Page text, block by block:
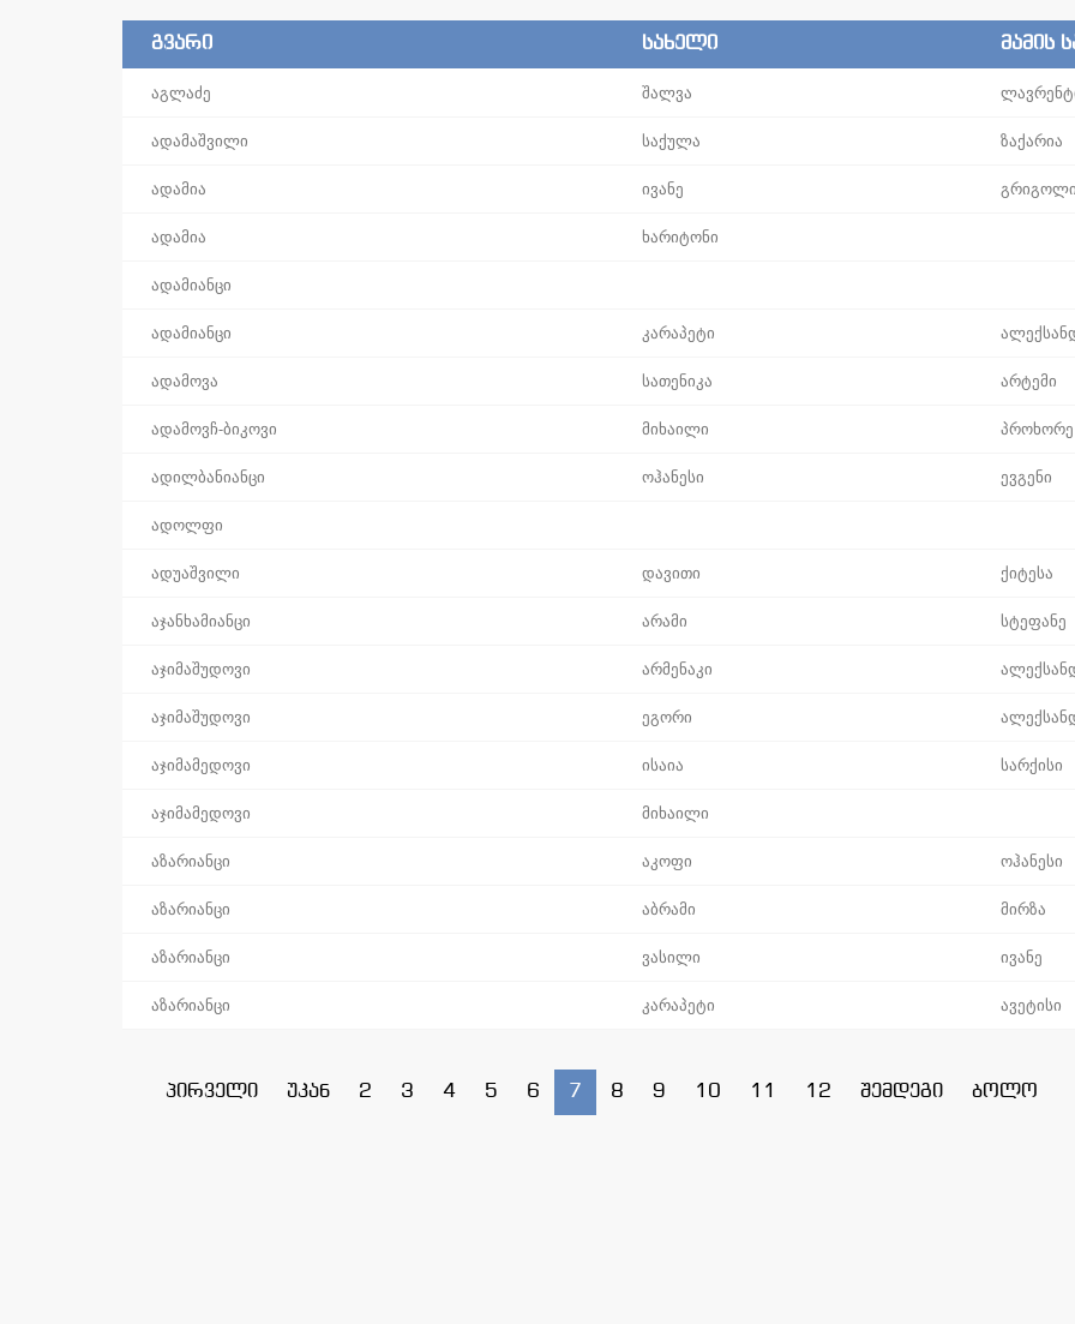
გვარი სახელი მამის
აგლაძე შალვა
ადამაშვილი საქულა ზაქარია
ადამია ივანე გრიგოლი
ადამია ხარიტონი
ადამიანცი
ადამიანცი კარაპეტი
ადამოვა სათენიკა არტემი
ადამოვჩ-ბიკოვი მიხაილი პროხორე
ადილბანიანცი ოჰანესი ევგენი
ადოლფი
ადუაშვილი დავითი ქიტესა
აჯანხამიანცი არამი სტეფანე
აჯიმაშუდოვი არმენაკი
აჯიმაშუდოვი ეგორი
აჯიმამედოვი ისაია სარქისი
აჯიმამედოვი მიხაილი
აზარიანცი აკოფი ოჰანესი
აზარიანცი აბრამი მირზა
აზარიანცი ვასილი ივანე
აზარიანცი კარაპეტი ავეტისი
პირველი უკან 2 3 4 5 6 7 8 9 10 11 12 შემდეგი ბოლო